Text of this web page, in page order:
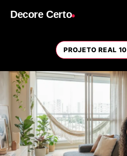
Decore Certo
PROJETO REAL